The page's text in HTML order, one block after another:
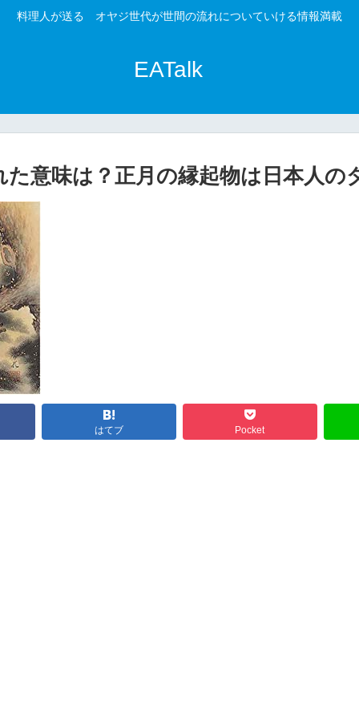
料理人が送る オヤジ世代が世間の流れについていける情報満載
EATalk
意味は？正月の縁起物は日本人の
はてブ Pocket